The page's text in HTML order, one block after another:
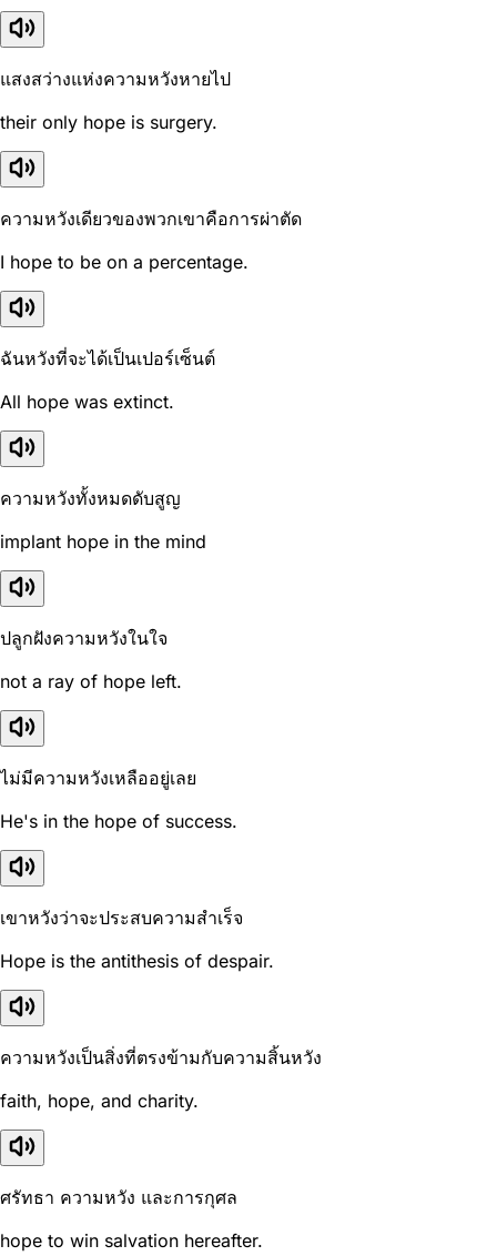
แสงสว่างแห่งความหวังหายไป
their only hope is surgery.
ความหวังเดียวของพวกเขาคือการผ่าตัด
I hope to be on a percentage.
ฉันหวังที่จะได้เป็นเปอร์เซ็นต์
All hope was extinct.
ความหวังทั้งหมดดับสูญ
implant hope in the mind
ปลูกฝังความหวังในใจ
not a ray of hope left.
ไม่มีความหวังเหลืออยู่เลย
He's in the hope of success.
เขาหวังว่าจะประสบความสำเร็จ
Hope is the antithesis of despair.
ความหวังเป็นสิ่งที่ตรงข้ามกับความสิ้นหวัง
faith, hope, and charity.
ศรัทธา ความหวัง และการกุศล
hope to win salvation hereafter.